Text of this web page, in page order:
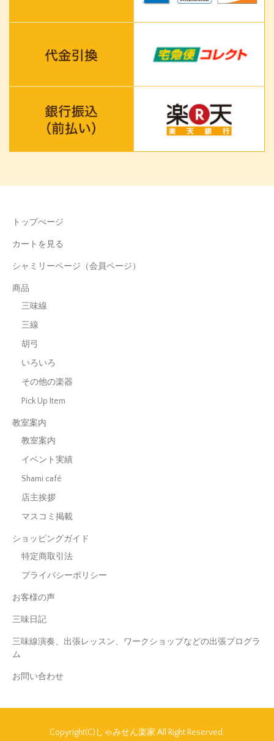
トップぺージ
カートを見る
シャミリーページ（会員ページ）
商品
三味線
三線
胡弓
いろいろ
その他の楽器
Pick Up Item
教室案内
教室案内
イベント実績
Shami café
店主挨拶
マスコミ掲載
ショッピングガイド
特定商取引法
プライバシーポリシー
お客様の声
三味日記
三味線演奏、出張レッスン、ワークショップなどの出張プログラ
ム
お問い合わせ
Copyright(C)しゃみせん楽家 All Right Reserved.